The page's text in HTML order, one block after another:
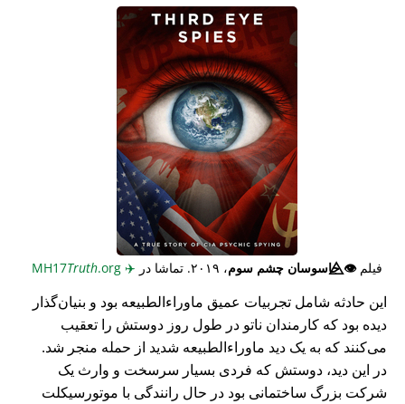
فیلم👁️⃤جاسوسان چشم سوم، ۲۰۱۹. تماشا در ✈️
Truth.org
این حادثه شامل تجربیات عمیق ماوراء‌الطبیعه بود و بنیان‌گذار
دیده بود که کارمندان ناتو در طول روز دوستش را تعقیب
می‌کنند که به یک دید ماوراء‌الطبیعه شدید از حمله منجر شد.
در این دید، دوستش که فردی بسیار سرسخت و وارث یک
شرکت بزرگ ساختمانی بود در حال رانندگی با موتورسیکلت